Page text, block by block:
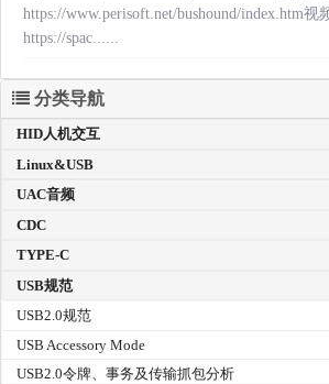
https://www.perisoft.net/bushound/index.htm视
https://spac......
分类导航
HID人机交互
Linux&USB
UAC音频
CDC
TYPE-C
USB规范
USB2.0规范
USB Accessory Mode
USB2.0令牌、事务及传输抓包分析